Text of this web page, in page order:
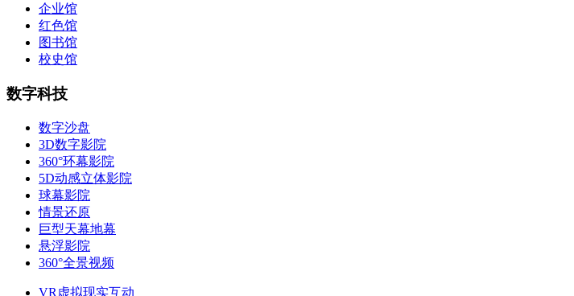
企业馆
红色馆
图书馆
校史馆
数字科技
数字沙盘
3D数字影院
360°环幕影院
5D动感立体影院
球幕影院
情景还原
巨型天幕地幕
悬浮影院
360°全景视频
VR虚拟现实互动